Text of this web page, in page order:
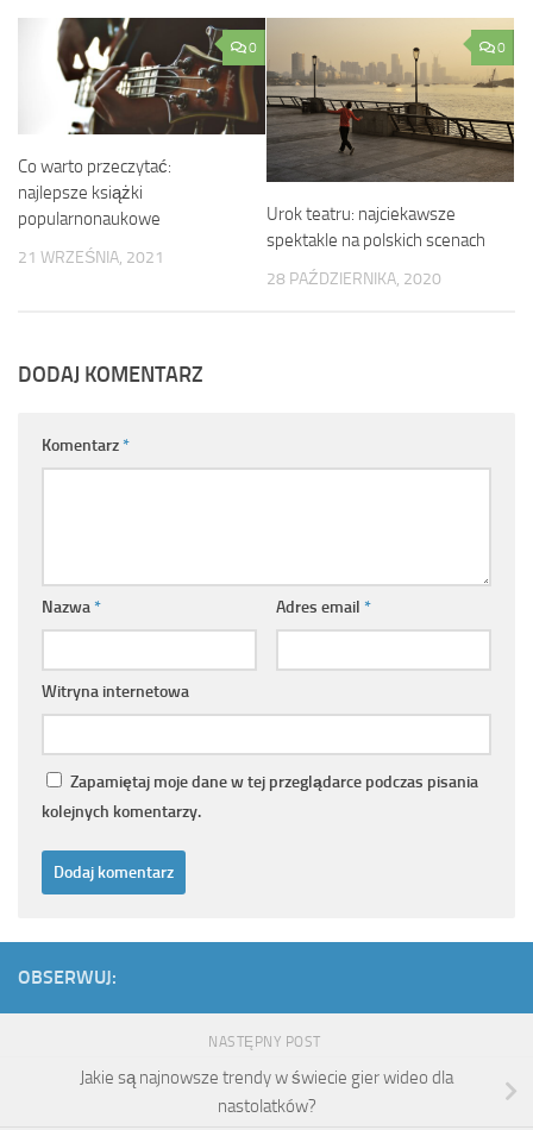
0
Co warto przeczytać:
najlepsze książki
popularnonaukowe
21 WRZEŚNIA, 2021
0
Urok teatru: najciekawsze
spektakle na polskich scenach
28 PAŹDZIERNIKA, 2020
DODAJ KOMENTARZ
Komentarz*
Nazwa* Adres email *
Witryna internetowa
Zapamiętaj moje dane w tej przeglądarce podczas pisania
kolejnych komentarzy.
OBSERWUJ:
NASTĘPNY POST
Jakie są najnowsze trendy w świecie gier wideo dla
nastolatków?